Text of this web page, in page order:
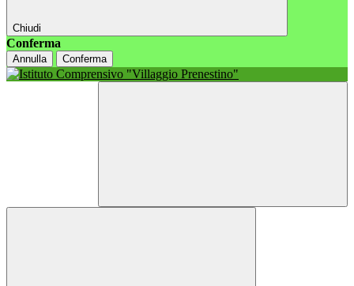
Chiudi
Conferma
Annulla Conferma